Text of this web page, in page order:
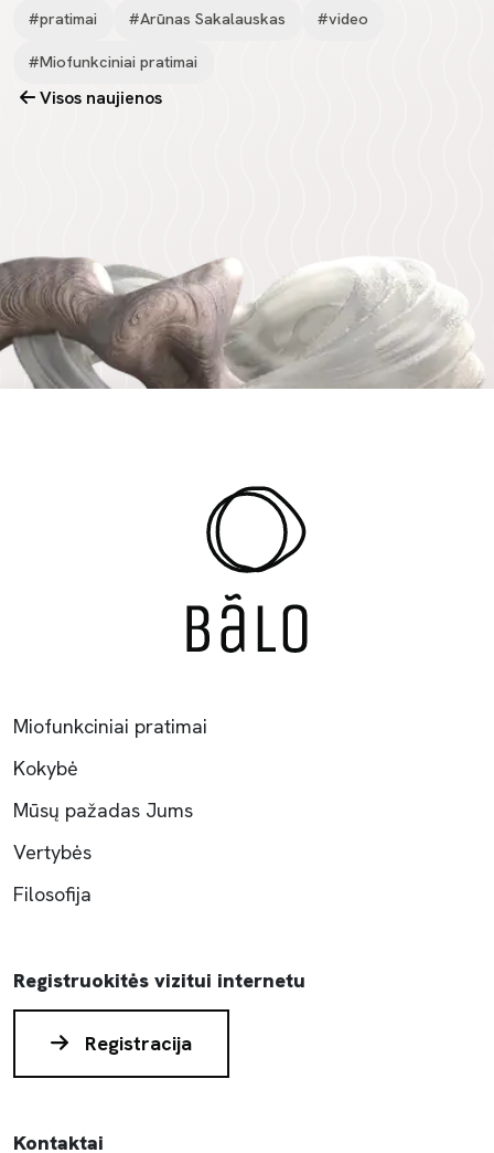
#pratimai #Arūnas Sakalauskas #video
#Miofunkciniai pratimai
Visos naujienos
Miofunkciniai pratimai
Kokybė
Mūsų pažadas Jums
Vertybės
Filosofija
Registruokitės vizitui internetu
Registracija
Kontaktai